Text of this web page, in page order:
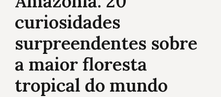
curiosidades
surpreendentes sobre
a maior floresta
tropical do mundo